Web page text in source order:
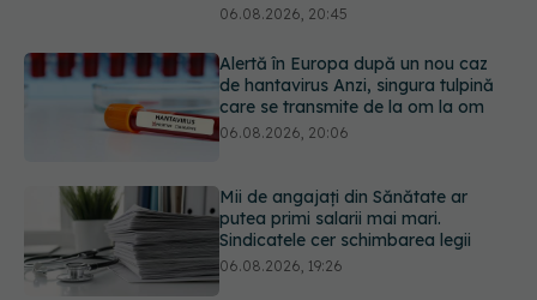
06.08.2026, 20:45
Alertă în Europa după un nou caz
de hantavirus Anzi, singura tulpină
care se transmite de la om la om
06.08.2026, 20:06
Mii de angajați din Sănătate ar
putea primi salarii mai mari.
Sindicatele cer schimbarea legii
06.08.2026, 19:26